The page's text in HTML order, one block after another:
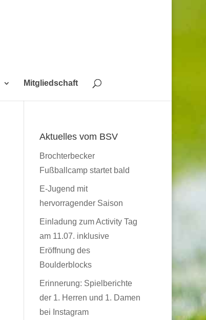
Mitgliedschaft
Aktuelles vom BSV
Brochterbecker
Fußballcamp startet bald
E-Jugend mit
hervorragender Saison
Einladung zum Activity Tag
am 11.07. inklusive
Eröffnung des
Boulderblocks
Erinnerung: Spielberichte
der 1. Herren und 1. Damen
bei Instagram